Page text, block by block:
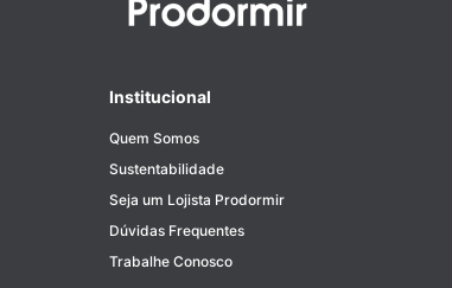
Institucional
Quem Somos
Sustentabilidade
Seja um Lojista Prodormir
Dúvidas Frequentes
Trabalhe Conosco